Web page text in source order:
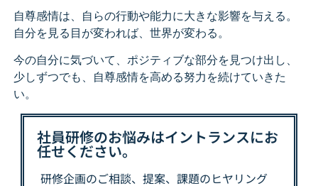
自尊感情は、自らの行動や能力に大きな影響を与える。
自分を見る目が変われば、世界が変わる。
今の自分に気づいて、ポジティブな部分を見つけ出し、
少しずつでも、自尊感情を高める努力を続けていきた
い。
社員研修のお悩みはイントランスにお
任せください。
研修企画のご相談、提案、課題のヒヤリング